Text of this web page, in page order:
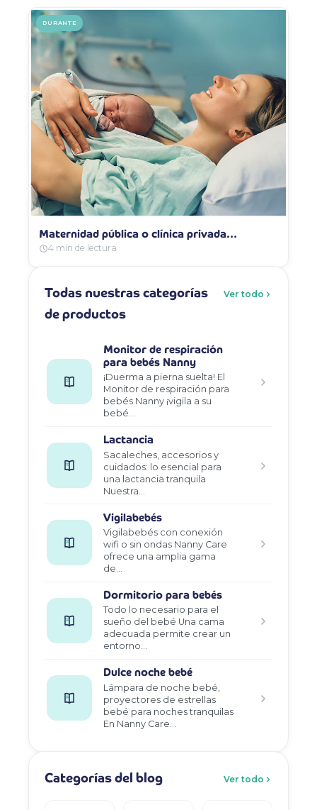
DURANTE
Maternidad pública o clínica privada…
4 min de lectura
Todas nuestras categorías
de productos
Ver todo
Monitor de respiración
para bebés Nanny
¡Duerma a pierna suelta! El
Monitor de respiración para
bebés Nanny ¡vigila a su
bebé…
Lactancia
Sacaleches, accesorios y
cuidados: lo esencial para
una lactancia tranquila
Nuestra…
Vigilabebés
Vigilabebés con conexión
wifi o sin ondas Nanny Care
ofrece una amplia gama
de…
Dormitorio para bebés
Todo lo necesario para el
sueño del bebé Una cama
adecuada permite crear un
entorno…
Dulce noche bebé
Lámpara de noche bebé,
proyectores de estrellas
bebé para noches tranquilas
En Nanny Care…
Categorías del blog Ver todo